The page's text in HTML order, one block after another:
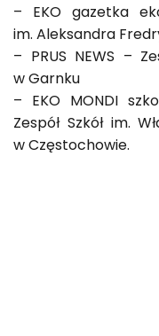
– EKO gazetka
im. Aleksandra
– PRUS NEWS –
w Garnku
– EKO MONDI
Zespół Szkół im.
w Częstochowie.